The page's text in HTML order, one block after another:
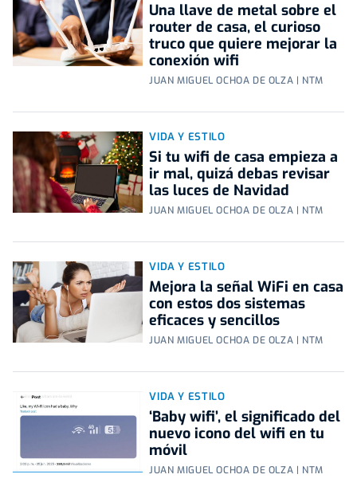
Una llave de metal sobre el
router de casa, el curioso
truco que quiere mejorar la
conexión wifi
JUAN MIGUEL OCHOA DE OLZA | NTM
VIDA Y ESTILO
Si tu wifi de casa empieza a
ir mal, quizá debas revisar
las luces de Navidad
JUAN MIGUEL OCHOA DE OLZA | NTM
VIDA Y ESTILO
Mejora la señal WiFi en casa
con estos dos sistemas
eficaces y sencillos
JUAN MIGUEL OCHOA DE OLZA | NTM
VIDA Y ESTILO
‘Baby wifi’, el significado del
nuevo icono del wifi en tu
móvil
JUAN MIGUEL OCHOA DE OLZA | NTM